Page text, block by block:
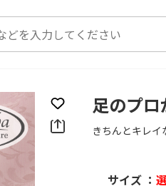
お気に入りに登録
足のプ
きちんとキレイ
サイズ ：